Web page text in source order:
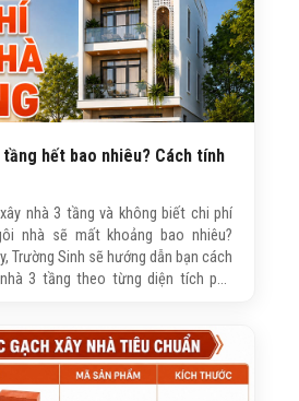
tầng hết bao nhiêu? Cách tính
nhà 3 tầng và không biết chi phí
nhà sẽ mất khoảng bao nhiêu?
Trường Sinh sẽ hướng dẫn bạn cách
3 tầng theo từng diện tích phổ